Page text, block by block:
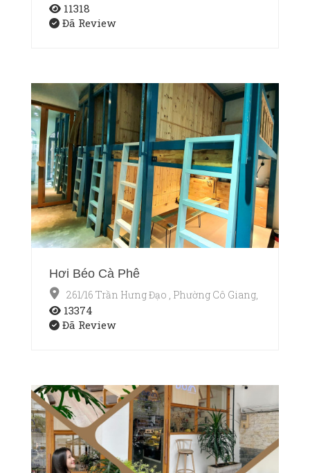
11318
Đã Review
Hơi Béo Cà Phê
261/16 Trần Hưng Đạo , Phường Cô Giang, Quận 1,
13374
Đã Review